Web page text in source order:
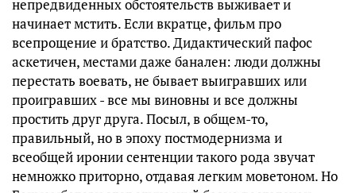
непредвиденных обстоятельств выживает и
начинает мстить. Если вкратце, фильм про
всепрощение и братство. Дидактический пафос
аскетичен, местами даже банален: люди должны
перестать воевать, не бывает выигравших или
проигравших - все мы виновны и все должны
простить друг друга. Посыл, в общем-то,
правильный, но в эпоху постмодернизма и
всеобщей иронии сентенции такого рода звучат
немножко приторно, отдавая легким моветоном. Но